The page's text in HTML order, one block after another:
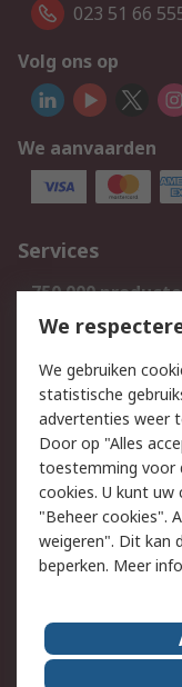
023 51 66
Volg ons op
We aanvaarden
Services
750.000
Bestellen
Track & Trace
Wettelijk
Cookiebeleid
Privacybeleid
Algemene
Over RS
RS Group
We
We gebruiken
statistische
advertenties weer
Door op "Alles
toestemming voor
cookies. U kunt
"Beheer cookies".
weigeren". Dit kan
beperken. Meer